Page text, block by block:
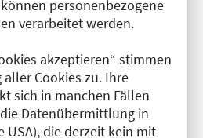
personenbezogene
verarbeitet werden.
akzeptieren“ stimmen
aller Cookies zu. Ihre
sich in manchen Fällen
Datenübermittlung in
USA), die derzeit kein mit
getätigten Angaben.
keine
die Haftung obliegt dem